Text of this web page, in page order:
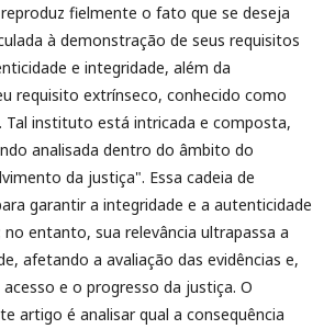
fielmente o fato que se deseja
à demonstração de seus requisitos
e integridade, além da
requisito extrínseco, conhecido como
Tal instituto está intricada e composta,
analisada dentro do âmbito do
da justiça". Essa cadeia de
garantir a integridade e a autenticidade
no entanto, sua relevância ultrapassa a
afetando a avaliação das evidências e,
e o progresso da justiça. O
artigo é analisar qual a consequência